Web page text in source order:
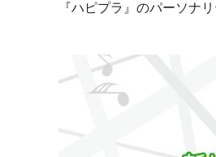
『ハピプラ』のパーソナ